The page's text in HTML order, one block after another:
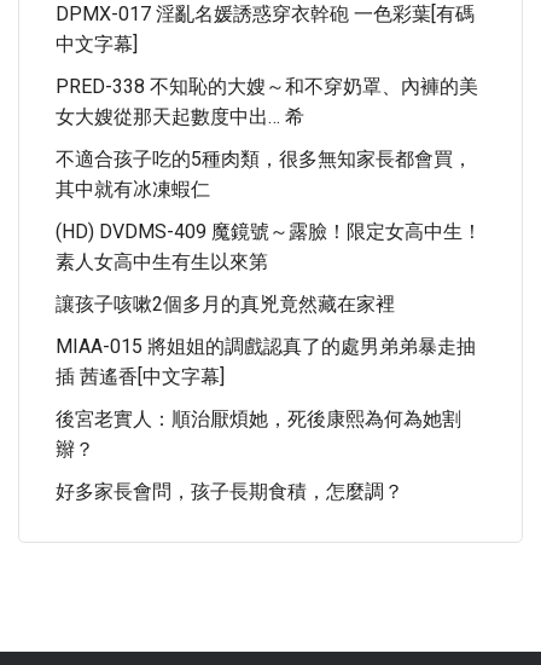
DPMX-017 淫亂名媛誘惑穿衣幹砲 一色彩葉[有碼
中文字幕]
PRED-338 不知恥的大嫂～和不穿奶罩、內褲的美
女大嫂從那天起數度中出… 希
不適合孩子吃的5種肉類，很多無知家長都會買，
其中就有冰凍蝦仁
(HD) DVDMS-409 魔鏡號～露臉！限定女高中生！
素人女高中生有生以來第
讓孩子咳嗽2個多月的真兇竟然藏在家裡
MIAA-015 將姐姐的調戲認真了的處男弟弟暴走抽
插 茜遙香[中文字幕]
後宮老實人：順治厭煩她，死後康熙為何為她割
辮？
好多家長會問，孩子長期食積，怎麼調？